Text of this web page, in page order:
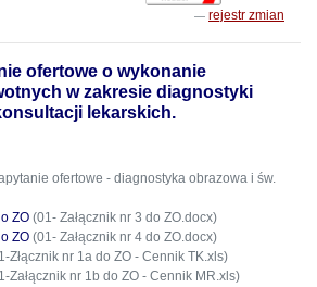
rejestr zmian
ofertowe o wykonanie
w zakresie diagnostyki
lekarskich.
ofertowe - diagnostyka obrazowa i św.
ZO (01- Załącznik nr 3 do ZO.docx)
ZO (01- Załącznik nr 4 do ZO.docx)
Złącznik nr 1a do ZO - Cennik TK.xls)
Załącznik nr 1b do ZO - Cennik MR.xls)